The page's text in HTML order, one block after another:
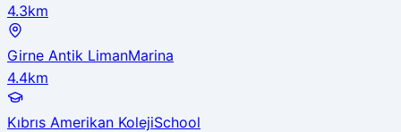
4.3km
Girne Antik LimanMarina
4.4km
Kıbrıs Amerikan KolejiSchool